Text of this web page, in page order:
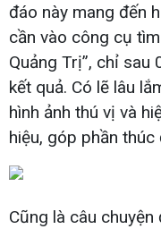
đáo này mang đến
cần vào công cụ
Quảng Trị”, chỉ sau
kết quả. Có lẽ lâu
hình ảnh thú vị và
hiệu, góp phần
Cũng là câu